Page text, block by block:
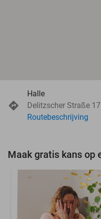
Halle
Delitzscher Straße 17
Routebeschrijving